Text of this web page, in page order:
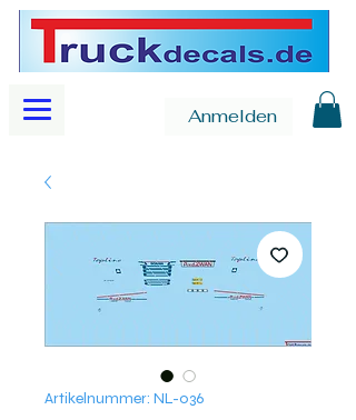
Anmelden
Artikelnummer: NL-036